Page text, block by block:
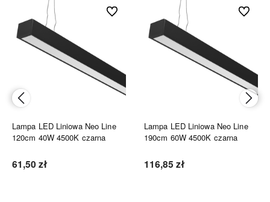
Lampa LED Liniowa Neo Line
120cm 40W 4500K czarna
61,50 zł
Do ulubionych
Lampa LED Liniowa Neo Line
190cm 60W 4500K czarna
116,85 zł
Do